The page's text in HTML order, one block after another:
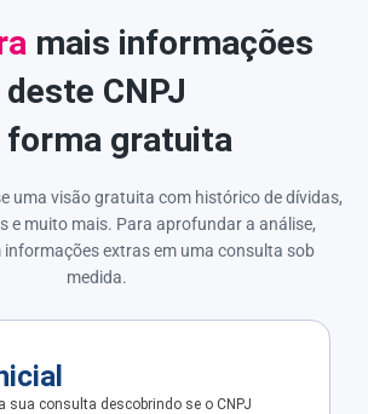
mais informações
deste CNPJ
forma gratuita
uma visão gratuita com histórico de dívidas,
e muito mais. Para aprofundar a análise,
informações extras em uma consulta sob
medida.
sua consulta descobrindo se o CNPJ